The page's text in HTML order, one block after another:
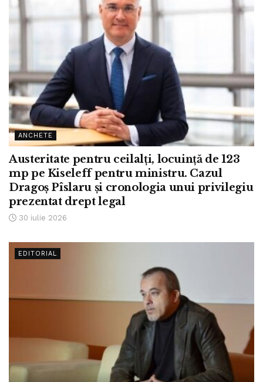
ANCHETE
Austeritate pentru ceilalți, locuință de 123
mp pe Kiseleff pentru ministru. Cazul
Dragoș Pîslaru și cronologia unui privilegiu
prezentat drept legal
30 iulie 2026
EDITORIAL